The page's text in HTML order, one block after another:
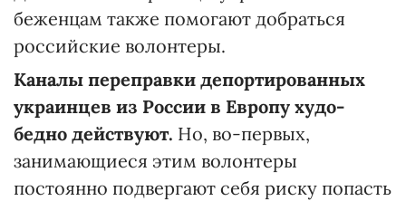
беженцам также помогают добраться
российские волонтеры.
Каналы переправки депортированных
украинцев из России в Европу худо-
бедно действуют. Но, во-первых,
занимающиеся этим волонтеры
постоянно подвергают себя риску попасть